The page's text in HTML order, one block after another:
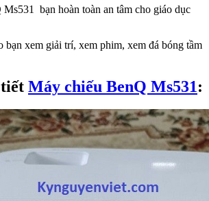
bạn hoàn toàn an tâm cho giáo dục
bạn xem giải trí, xem phim, xem đá bóng tầm
Máy chiếu BenQ Ms531: